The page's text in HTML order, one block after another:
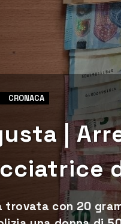
CRONACA
|
trovata con 20